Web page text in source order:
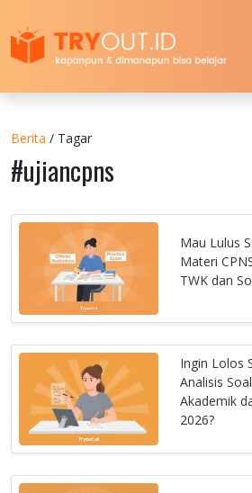
Berita / Tagar
#ujiancpns
Mau Lulus
Materi
TWK dan
Ingin Lolos
Analisis
Akademik
2026?